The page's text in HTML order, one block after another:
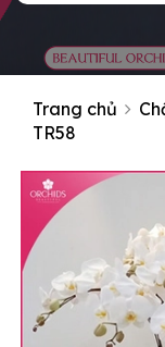
Trang chủ
TR58